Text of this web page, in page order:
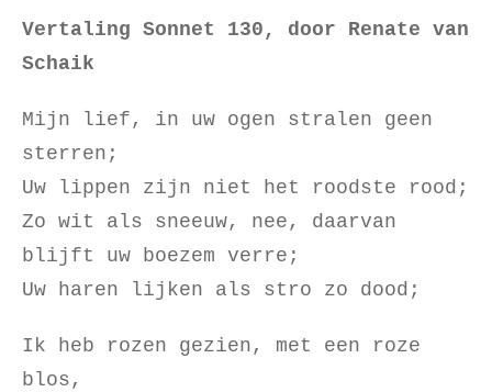
Vertaling Sonnet 130, door Renate van
Schaik
Mijn lief, in uw ogen stralen geen
sterren;
Uw lippen zijn niet het roodste rood;
Zo wit als sneeuw, nee, daarvan
blijft uw boezem verre;
Uw haren lijken als stro zo dood;
Ik heb rozen gezien, met een roze
blos,